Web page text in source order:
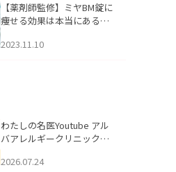
【薬剤師監修】ミヤBM錠に
痩せる効果は本当にある
2023.11.10
わたしの名医Youtube アル
バアレルギークリニック札
える男性へ｜医師が教える
2026.07.24